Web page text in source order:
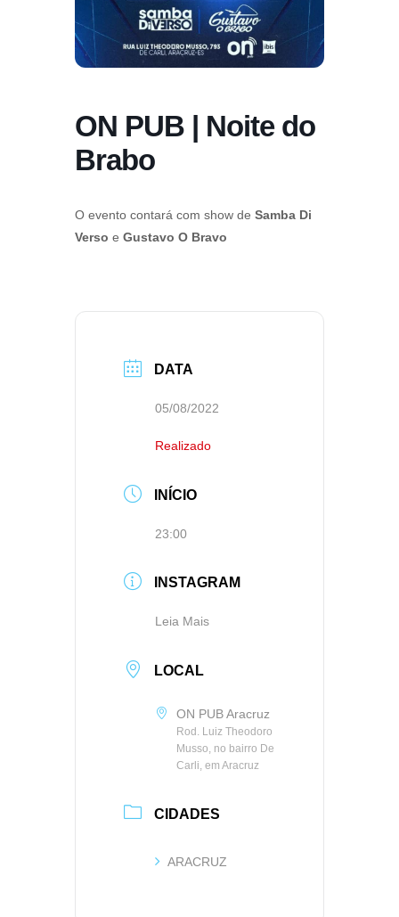
ON PUB | Noite do
Brabo
O evento contará com show de Samba Di
Verso e Gustavo O Bravo
DATA
05/08/2022
Realizado
INÍCIO
23:00
INSTAGRAM
Leia Mais
LOCAL
ON PUB Aracruz
Rod. Luiz Theodoro
Musso, no bairro De
Carli, em Aracruz
CIDADES
ARACRUZ